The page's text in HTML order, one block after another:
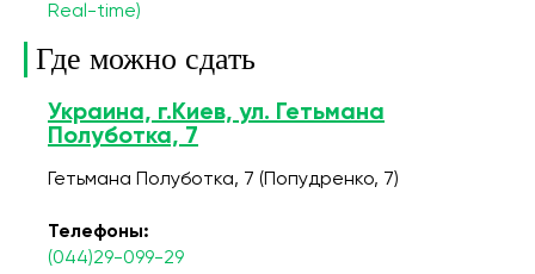
Real-time)
Где можно сдать
Украина, г.Киев, ул. Гетьмана
Полуботка, 7
Гетьмана Полуботка, 7 (Попудренко, 7)
Телефоны:
(044)29-099-29